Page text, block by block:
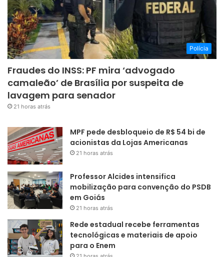
Polícia
Fraudes do INSS: PF mira ‘advogado
camaleão’ de Brasília por suspeita de
lavagem para senador
21 horas atrás
MPF pede desbloqueio de R$ 54 bi de
acionistas da Lojas Americanas
21 horas atrás
Professor Alcides intensifica
mobilização para convenção do PSDB
em Goiás
21 horas atrás
Rede estadual recebe ferramentas
tecnológicas e materiais de apoio
para o Enem